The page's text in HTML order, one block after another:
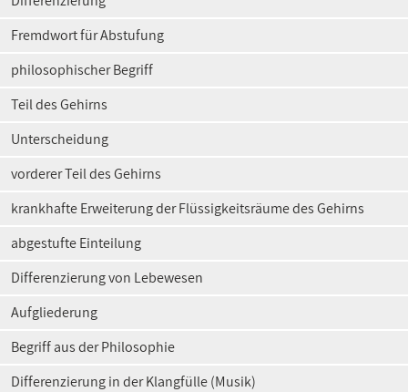
Fremdwort für Abstufung
philosophischer Begriff
Teil des Gehirns
Unterscheidung
vorderer Teil des Gehirns
krankhafte Erweiterung der Flüssigkeitsräume des Gehirns
abgestufte Einteilung
Differenzierung von Lebewesen
Aufgliederung
Begriff aus der Philosophie
Differenzierung in der Klangfülle (Musik)